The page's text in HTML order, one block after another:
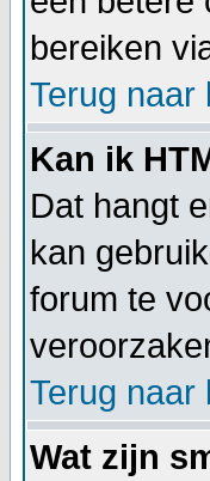
bereiken
Terug naar
Kan ik
Dat hangt
kan
forum te
Terug naar
Wat zijn